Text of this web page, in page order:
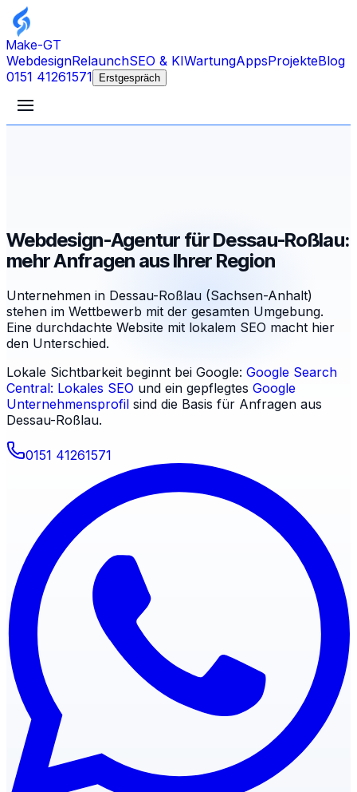
Make-GT
WebdesignRelaunchSEO & KIWartungAppsProjekteBlog
0151 41261571
Erstgespräch
Webdesign-Agentur für Dessau-Roßlau:
mehr Anfragen aus Ihrer Region
Unternehmen in Dessau-Roßlau (Sachsen-Anhalt)
stehen im Wettbewerb mit der gesamten Umgebung.
Eine durchdachte Website mit lokalem SEO macht hier
den Unterschied.
Lokale Sichtbarkeit beginnt bei Google: Google Search
Central: Lokales SEO und ein gepflegtes Google
Unternehmensprofil sind die Basis für Anfragen aus
Dessau-Roßlau.
0151 41261571